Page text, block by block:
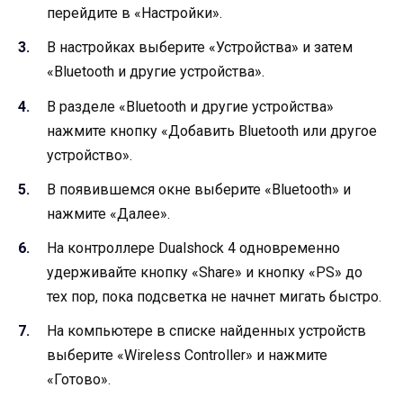
перейдите в «Настройки».
В настройках выберите «Устройства» и затем
«Bluetooth и другие устройства».
В разделе «Bluetooth и другие устройства»
нажмите кнопку «Добавить Bluetooth или другое
устройство».
В появившемся окне выберите «Bluetooth» и
нажмите «Далее».
На контроллере Dualshock 4 одновременно
удерживайте кнопку «Share» и кнопку «PS» до
тех пор, пока подсветка не начнет мигать быстро.
На компьютере в списке найденных устройств
выберите «Wireless Controller» и нажмите
«Готово».